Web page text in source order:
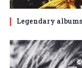
Legendary